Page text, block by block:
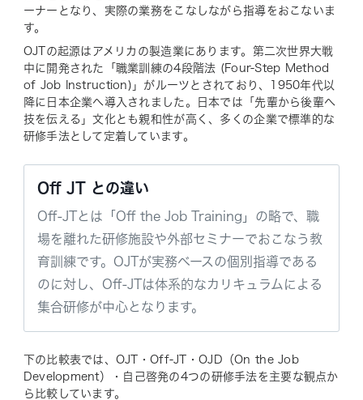
ーナーとなり、実際の業務をこなしながら指導をおこないま
す。
OJTの起源はアメリカの製造業にあります。第二次世界大戦
中に開発された「職業訓練の4段階法 (Four-Step Method
of Job Instruction)」がルーツとされており、1950年代以
降に日本企業へ導入されました。日本では「先輩から後輩へ
技を伝える」文化とも親和性が高く、多くの企業で標準的な
研修手法として定着しています。
Off JT との違い
Off-JTとは「Off the Job Training」の略で、職
場を離れた研修施設や外部セミナーでおこなう教
育訓練です。OJTが実務ベースの個別指導である
のに対し、Off-JTは体系的なカリキュラムによる
集合研修が中心となります。
下の比較表では、OJT・Off-JT・OJD（On the Job
Development）・自己啓発の4つの研修手法を主要な観点か
ら比較しています。